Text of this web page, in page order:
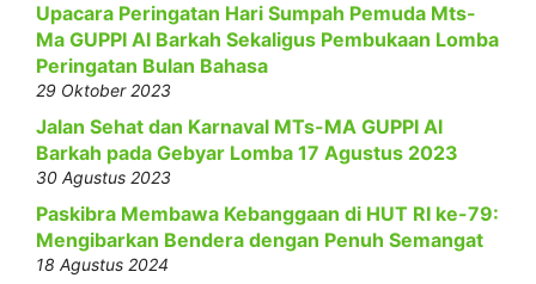
Upacara Peringatan Hari Sumpah Pemuda Mts-
Ma GUPPI Al Barkah Sekaligus Pembukaan Lomba
Peringatan Bulan Bahasa
29 Oktober 2023
Jalan Sehat dan Karnaval MTs-MA GUPPI Al
Barkah pada Gebyar Lomba 17 Agustus 2023
30 Agustus 2023
Paskibra Membawa Kebanggaan di HUT RI ke-79:
Mengibarkan Bendera dengan Penuh Semangat
18 Agustus 2024